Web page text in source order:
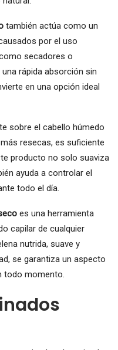
también actúa como un
por el uso
secadores o
rápida absorción sin
en una opción ideal
sobre el cabello húmedo
resecas, es suficiente
producto no solo suaviza
ayuda a controlar el
todo el día.
es una herramienta
capilar de cualquier
nutrida, suave y
se garantiza un aspecto
todo momento.